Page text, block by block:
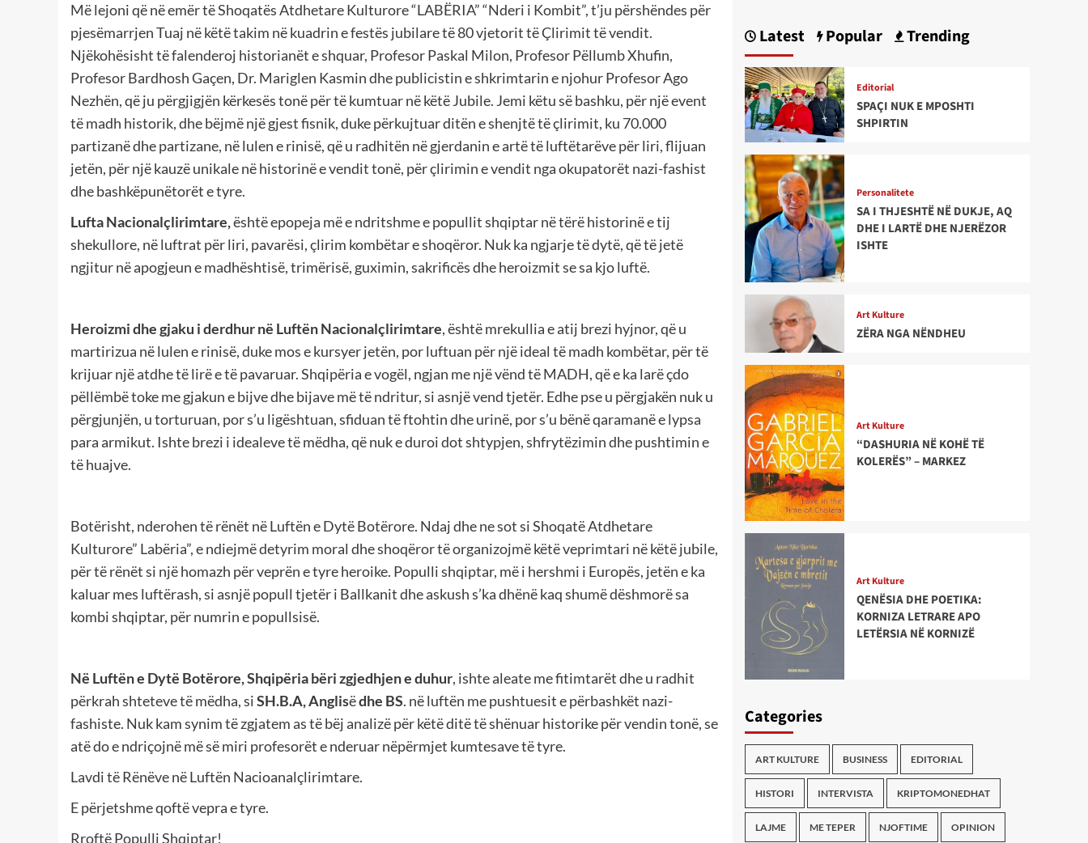
Më lejoni që në emër të Shoqatës Atdhetare Kulturore “LABËRIA” “Nderi i Kombit”, t’ju përshëndes për
pjesëmarrjen Tuaj në këtë takim në kuadrin e festës jubilare të 80 vjetorit të Çlirimit të vendit.
Njëkohësisht të falenderoj historianët e shquar, Profesor Paskal Milon, Profesor Pëllumb Xhufin,
Profesor Bardhosh Gaçen, Dr. Mariglen Kasmin dhe publicistin e shkrimtarin e njohur Profesor Ago
Nezhën, që ju përgjigjën kërkesës tonë për të kumtuar në këtë Jubile. Jemi këtu së bashku, për një event
të madh historik, dhe bëjmë një gjest fisnik, duke përkujtuar ditën e shenjtë të çlirimit, ku 70.000
partizanë dhe partizane, në lulen e rinisë, që u radhitën në gjerdanin e artë të luftëtarëve për liri, flijuan
jetën, për një kauzë unikale në historinë e vendit tonë, për çlirimin e vendit nga okupatorët nazi-fashist
dhe bashkëpunëtorët e tyre.
Lufta Nacionalçlirimtare,është epopeja më e ndritshme e popullit shqiptar në tërë historinë e tij
shekullore, në luftrat për liri, pavarësi, çlirim kombëtar e shoqëror. Nuk ka ngjarje të dytë, që të jetë
ngjitur në apogjeun e madhështisë, trimërisë, guximin, sakrificës dhe heroizmit se sa kjo luftë.
Heroizmi dhe gjaku i derdhur në Luftën Nacionalçlirimtare, është mrekullia e atij brezi hyjnor, që u
martirizua në lulen e rinisë, duke mos e kursyer jetën, por luftuan për një ideal të madh kombëtar, për të
krijuar një atdhe të lirë e të pavaruar. Shqipëria e vogël, ngjan me një vënd të MADH, që e ka larë çdo
pëllëmbë toke me gjakun e bijve dhe bijave më të ndritur, si asnjë vend tjetër. Edhe pse u përgjakën nuk u
përgjunjën, u torturuan, por s’u ligështuan, sfiduan të ftohtin dhe urinë, por s’u bënë qaramanë e lypsa
para armikut. Ishte brezi i idealeve të mëdha, që nuk e duroi dot shtypjen, shfrytëzimin dhe pushtimin e
të huajve.
Botërisht, nderohen të rënët në Luftën e Dytë Botërore. Ndaj dhe ne sot si Shoqatë Atdhetare
Kulturore” Labëria”, e ndiejmë detyrim moral dhe shoqëror të organizojmë këtë veprimtari në këtë jubile,
për të rënët si një homazh për veprën e tyre heroike. Populli shqiptar, më i hershmi i Europës, jetën e ka
kaluar mes luftërash, si asnjë popull tjetër i Ballkanit dhe askush s’ka dhënë kaq shumë dëshmorë sa
kombi shqiptar, për numrin e popullsisë.
Në Luftën e Dytë Botërore, Shqipëria bëri zgjedhjen e duhur, ishte aleate me fitimtarët dhe u radhit
përkrah shteteve të mëdha, siSH.B.A, Anglisëdhe BS. në luftën me pushtuesit e përbashkët nazi-
fashiste. Nuk kam synim të zgjatem as të bëj analizë për këtë ditë të shënuar historike për vendin tonë, se
atë do e ndriçojnë më së miri profesorët e nderuar nëpërmjet kumtesave të tyre.
Lavdi të Rënëve në Luftën Nacioanalçlirimtare.
E përjetshme qoftë vepra e tyre.
Rroftë Populli Shqiptar!
Latest Popular Trending
Editorial
SPAÇI NUK E MPOSHTI
SHPIRTIN
Personalitete
SA I THJESHTË NË DUKJE, AQ
DHE I LARTË DHE NJERËZOR
ISHTE
Art Kulture
ZËRA NGA NËNDHEU
Art Kulture
“DASHURIA NË KOHË TË
KOLERËS” – MARKEZ
Art Kulture
QENËSIA DHE POETIKA:
KORNIZA LETRARE APO
LETËRSIA NË KORNIZË
Categories
ART KULTURE BUSINESS EDITORIAL
HISTORI INTERVISTA KRIPTOMONEDHAT
LAJME ME TEPER NJOFTIME OPINION